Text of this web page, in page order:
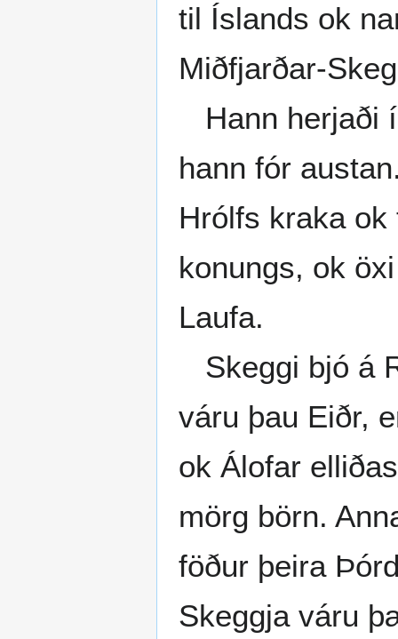
til Íslands ok
Miðfjarðar-
Hann herjaði
hann fór
Hrólfs kraka
konungs, ok
Laufa.
Skeggi bjó á
váru þau Eiðr,
ok Álofar
mörg börn.
föður þeira
Skeggja váru